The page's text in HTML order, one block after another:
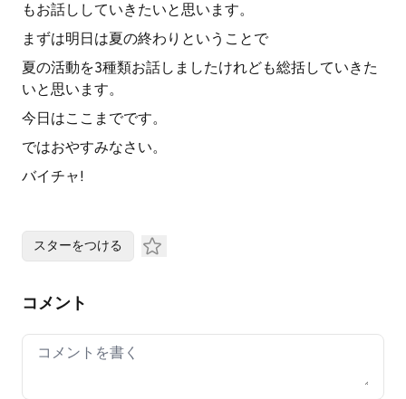
もお話ししていきたいと思います。
まずは明日は夏の終わりということで
夏の活動を3種類お話しましたけれども総括していきた
いと思います。
今日はここまでです。
ではおやすみなさい。
バイチャ!
スターをつける
コメント
Your comment